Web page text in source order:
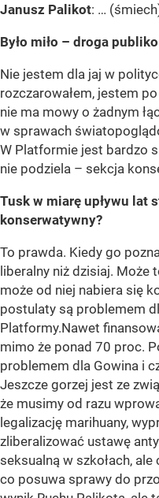
Janusz Palikot: …
Było miło – droga
Nie jestem dla jaj w
rozczarowałem, jestem
nie ma mowy o żadnym
w sprawach
W Platformie jest bardzo
nie podziela – sekcja
Tusk w miarę upływu lat
konserwatywny?
To prawda. Kiedy go
liberalny niż dzisiaj. Może
może od niej nabiera się
postulaty są problemem
Platformy.Nawet
mimo że ponad 70 proc.
problemem dla Gowina i
Jeszcze gorzej jest ze
że musimy od razu
legalizację marihuany,
zliberalizować ustawę
seksualną w szkołach,
co posuwa sprawy do